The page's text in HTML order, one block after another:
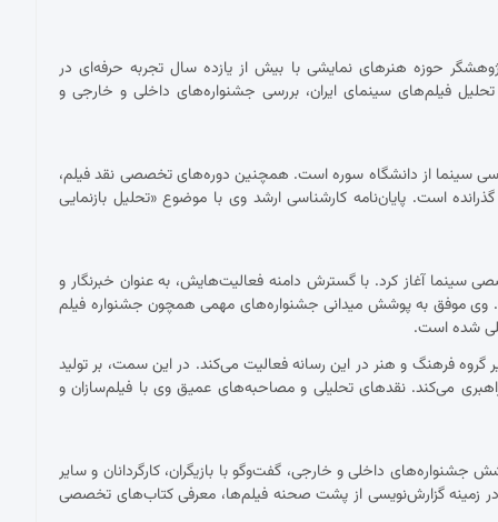
حوزه هنرهای نمایشی با بیش از یازده سال تجربه حرفه‌ای در
فیلم‌های سینمای ایران، بررسی جشنواره‌های داخلی و خارجی و
سینما از دانشگاه سوره است. همچنین دوره‌های تخصصی نقد فیلم،
است. پایان‌نامه کارشناسی ارشد وی با موضوع «تحلیل بازنمایی
نقد فیلم برای نشریات تخصصی سینما آغاز کرد. با گسترش دامنه فعالیت‌هایش، به عنوان خبرنگار و
وی موفق به پوشش میدانی جشنواره‌های مهمی همچون جشنواره فیلم
شده است.
دبیر گروه فرهنگ و هنر در این رسانه فعالیت می‌کند. در این سمت، بر تولید
می‌کند. نقدهای تحلیلی و مصاحبه‌های عمیق وی با فیلم‌سازان و
داخلی و خارجی، گفت‌وگو با بازیگران، کارگردانان و سایر
زمینه گزارش‌نویسی از پشت صحنه فیلم‌ها، معرفی کتاب‌های تخصصی